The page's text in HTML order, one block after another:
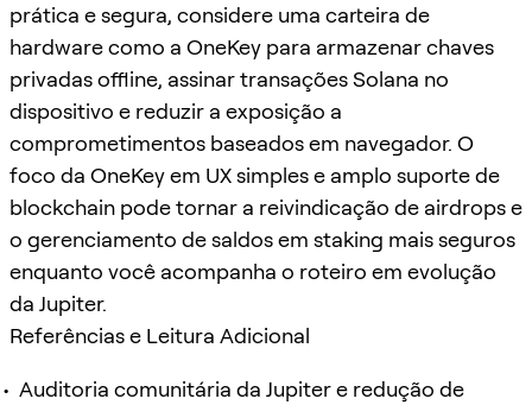
prática e segura, considere uma carteira de
hardware como a OneKey para armazenar chaves
privadas offline, assinar transações Solana no
dispositivo e reduzir a exposição a
comprometimentos baseados em navegador. O
foco da OneKey em UX simples e amplo suporte de
blockchain pode tornar a reivindicação de airdrops e
o gerenciamento de saldos em staking mais seguros
enquanto você acompanha o roteiro em evolução
da Jupiter.
Referências e Leitura Adicional
Auditoria comunitária da Jupiter e redução de